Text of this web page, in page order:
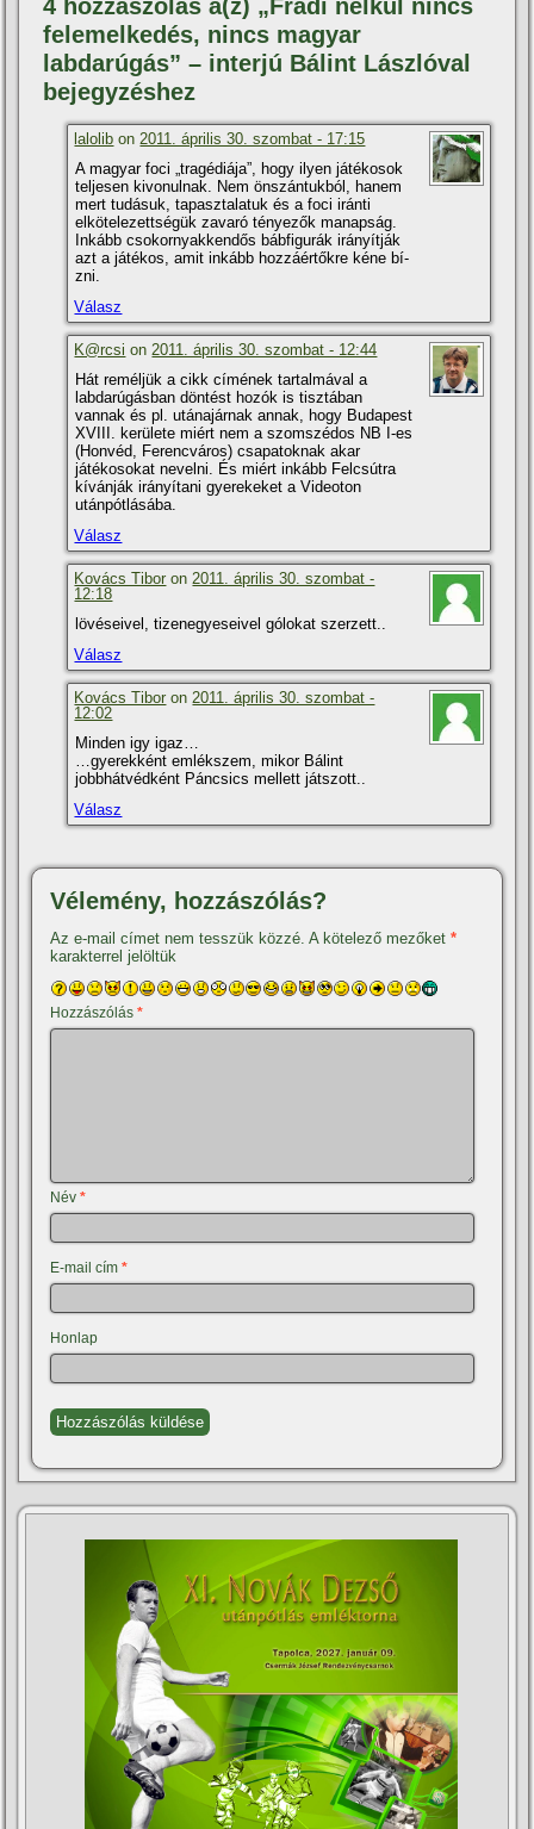
4 hozzászólás a(z) „Fradi nélkül nincs
felemelkedés, nincs magyar
labdarúgás” – interjú Bálint Lászlóval
bejegyzéshez
lalolib on2011. április 30. szombat - 17:15
A magyar foci „tragédiája”, hogy ilyen játékosok
teljesen kivonulnak. Nem önszántukból, hanem
mert tudásuk, tapasztalatuk és a foci iránti
elkötelezettségük zavaró tényezők manapság.
Inkább csokornyakkendős bábfigurák irányí­tják
azt a játékos, amit inkább hozzáértőkre kéne bí­
zni.
Válasz
K@rcsi on2011. április 30. szombat - 12:44
Hát reméljük a cikk cí­mének tartalmával a
labdarúgásban döntést hozók is tisztában
vannak és pl. utánajárnak annak, hogy Budapest
XVIII. kerülete miért nem a szomszédos NB I-es
(Honvéd, Ferencváros) csapatoknak akar
játékosokat nevelni. És miért inkább Felcsútra
kí­vánják irányí­tani gyerekeket a Videoton
utánpótlásába.
Válasz
Kovács Tibor on2011. április 30. szombat -
12:18
lövéseivel, tizenegyeseivel gólokat szerzett..
Válasz
Kovács Tibor on2011. április 30. szombat -
12:02
Minden igy igaz…
…gyerekként emlékszem, mikor Bálint
jobbhátvédként Páncsics mellett játszott..
Válasz
Vélemény, hozzászólás?
Az e-mail címet nem tesszük közzé. A kötelező mezőket*
karakterrel jelöltük
Hozzászólás*
Név*
E-mail cím*
Honlap